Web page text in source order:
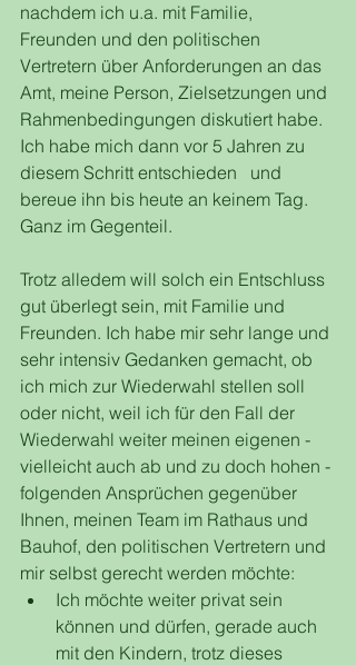
nachdem ich u.a. mit Familie,
Freunden und den politischen
Vertretern über Anforderungen an das
Amt, meine Person, Zielsetzungen und
Rahmenbedingungen diskutiert habe.
Ich habe mich dann vor 5 Jahren zu
diesem Schritt entschieden   und
bereue ihn bis heute an keinem Tag.
Ganz im Gegenteil.
Trotz alledem will solch ein Entschluss
gut überlegt sein, mit Familie und
Freunden. Ich habe mir sehr lange und
sehr intensiv Gedanken gemacht, ob
ich mich zur Wiederwahl stellen soll
oder nicht, weil ich für den Fall der
Wiederwahl weiter meinen eigenen -
vielleicht auch ab und zu doch hohen -
folgenden Ansprüchen gegenüber
Ihnen, meinen Team im Rathaus und
Bauhof, den politischen Vertretern und
mir selbst gerecht werden möchte:
Ich möchte weiter privat sein
können und dürfen, gerade auch
mit den Kindern, trotz dieses